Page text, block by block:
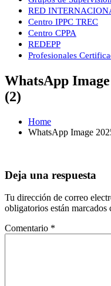
RED
Centro IPPC TREC
Centro CPPA
REDEPP
Profesionales
WhatsApp Image
(2)
Home
WhatsApp Image
Deja una respuesta
Tu dirección de correo
obligatorios están marcados
Comentario *